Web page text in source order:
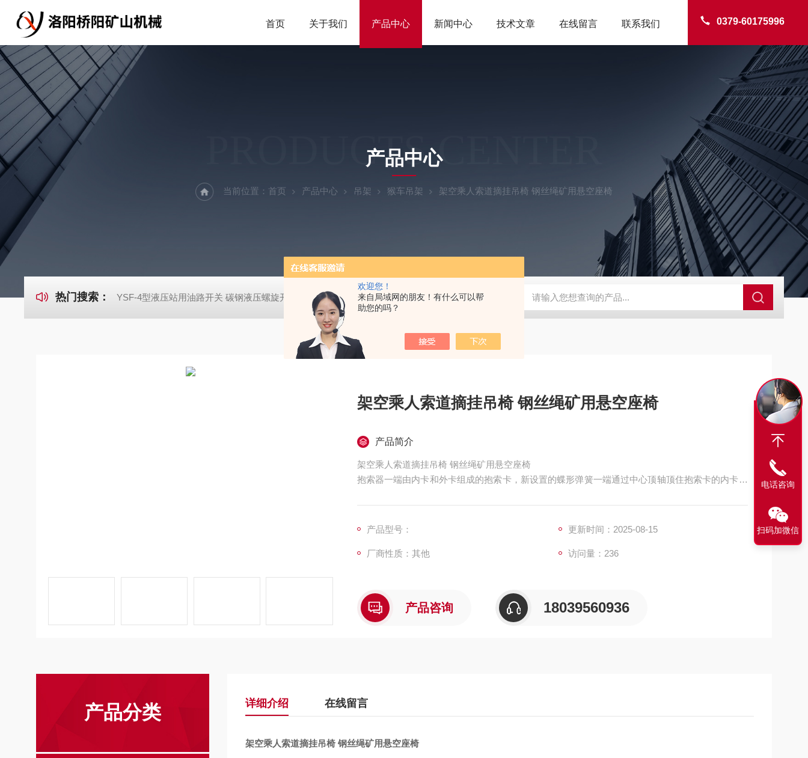
欢迎您！
来自局域网的朋友！有什么可以帮
助您的吗？
0379-60175996
首页 关于我们 产品中心 新闻中心 技术文章 在线留言 联系我们
PRODUCTS CENTER
产品中心
当前位置： 首页 产品中心 吊架 猴车吊架 架空乘人索道摘挂吊椅 钢丝绳矿用悬空座椅
热门搜索： YSF-4型液压站用油路开关 碳钢液压螺旋开关 猴车配件橡胶轮衬 托压轮矿用斜井巷道用 矿用本安型行程开关KHXC24 井下机电设备 便携式移动液压系统总成 提升机
架空乘人索道摘挂吊椅 钢丝绳矿用悬空座椅
产品简介
架空乘人索道摘挂吊椅 钢丝绳矿用悬空座椅
抱索器一端由内卡和外卡组成的抱索卡，新设置的蝶形弹簧一端通过中心顶轴顶住抱索卡的内卡，
产品型号：
更新时间：2025-08-15
厂商性质：其他 访问量：236
产品咨询 18039560936
产品分类 详细介绍 在线留言
架空乘人索道摘挂吊椅 钢丝绳矿用悬空座椅
电话咨询
扫码加微信